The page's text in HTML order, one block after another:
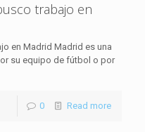
trabajo en
en Madrid Madrid es una
su equipo de fútbol o por
0 Read more